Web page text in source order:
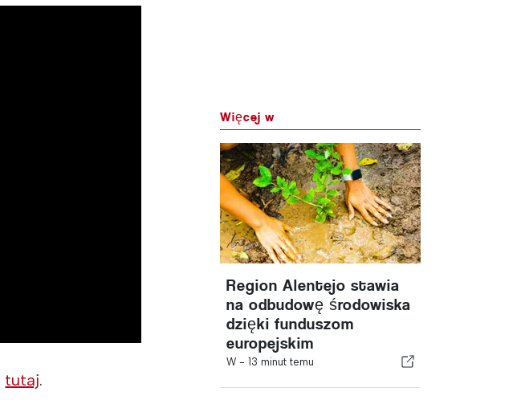
tutaj.
Więcej w
Region Alentejo stawia
na odbudowę środowiska
dzięki funduszom
europejskim
W - 13 minut temu